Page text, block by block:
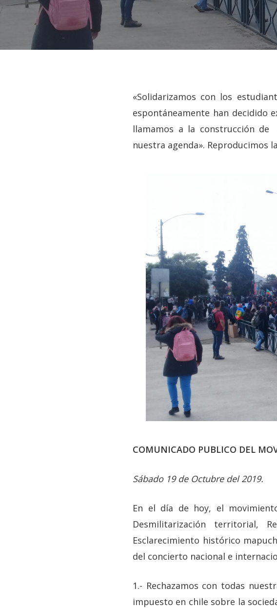
«Solidarizamos con los
espontáneamente han
llamamos a la construcción de
nuestra agenda». Reproducimos
COMUNICADO PUBLICO DEL
Sábado 19 de Octubre del 2019.
En el día de hoy, el
Desmilitarización territorial,
Esclarecimiento histórico
del concierto nacional e
1.- Rechazamos con todas
impuesto en chile sobre la